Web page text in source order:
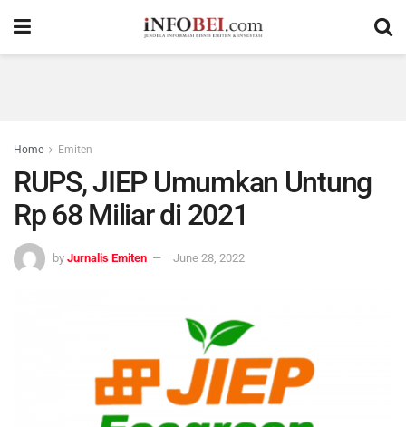
Home Emiten
RUPS, JIEP Umumkan Untung
Rp 68 Miliar di 2021
by Jurnalis Emiten June 28, 2022